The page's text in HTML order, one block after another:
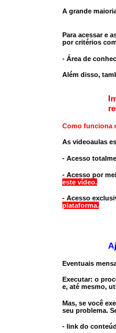
A grande
Para acessar e
por critérios
- Área de
Além disso,
Como funciona
As videoaulas
- Acesso
- Acesso por
este vídeo.
- Acesso
plataforma.
Eventuais
Executar: o
e, até mesmo,
Mas, se você
seu problema.
- link do